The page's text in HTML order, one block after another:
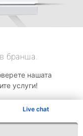
Live chat
бранша.
нашата
услуги!